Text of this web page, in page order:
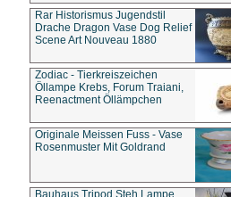
Rar Historismus Jugendstil
Drache Dragon Vase Dog Relief
Scene Art Nouveau 1880
Zodiac - Tierkreiszeichen
Öllampe Krebs, Forum Traiani,
Reenactment Öllämpchen
Originale Meissen Fuss - Vase
Rosenmuster Mit Goldrand
Bauhaus Tripod Steh Lampe